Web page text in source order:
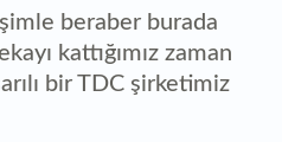
beraber burada
kattığımız zaman
bir TDC şirketimiz